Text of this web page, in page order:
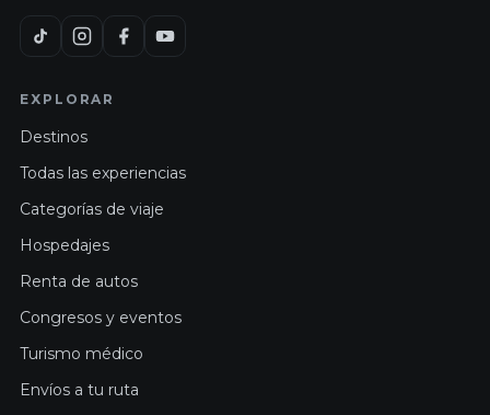
EXPLORAR
Destinos
Todas las experiencias
Categorías de viaje
Hospedajes
Renta de autos
Congresos y eventos
Turismo médico
Envíos a tu ruta